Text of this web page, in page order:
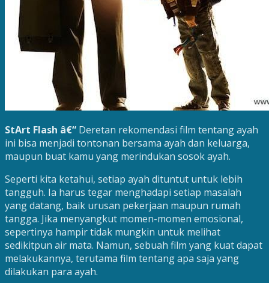
StArt Flash â€“ Deretan rekomendasi film tentang ayah
ini bisa menjadi tontonan bersama ayah dan keluarga,
maupun buat kamu yang merindukan sosok ayah.
Seperti kita ketahui, setiap ayah dituntut untuk lebih
tangguh. Ia harus tegar menghadapi setiap masalah
yang datang, baik urusan pekerjaan maupun rumah
tangga. Jika menyangkut momen-momen emosional,
sepertinya hampir tidak mungkin untuk melihat
sedikitpun air mata. Namun, sebuah film yang kuat dapat
melakukannya, terutama film tentang apa saja yang
dilakukan para ayah.